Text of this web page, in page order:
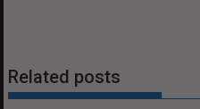
Related posts